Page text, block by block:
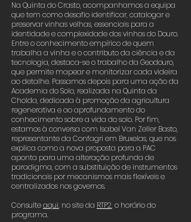
Na Quinta do Crasto, acompanhamos a equipa
que tem como desafio identificar, catalogar e
preservar vinhas velhas, essenciais para a
identidade e complexidade dos vinhos do Douro.
Entre o conhecimento empírico de quem
trabalha a vinha e o contributo da ciência e da
tecnologia, destaca-se o trabalho da Geodouro,
que permite mapear e monitorizar cada videira
ao detalhe. Passamos depois para uma ação da
Academia do Solo, realizada na Quinta da
Cholda, dedicada à promoção da agricultura
regenerativa e ao aprofundamento do
conhecimento sobre a vida do solo. Por fim,
estamos à conversa com Isabel Van Zeller Basto,
representante da Confagri em Bruxelas, que nos
explica como a nova proposta para a PAC
aponta para uma alteração profunda de
paradigma, com a substituição de instrumentos
tradicionais por mecanismos mais flexíveis e
centralizados nos governos.
Consulteaqui, no site da RTP2, o horário do
programa.